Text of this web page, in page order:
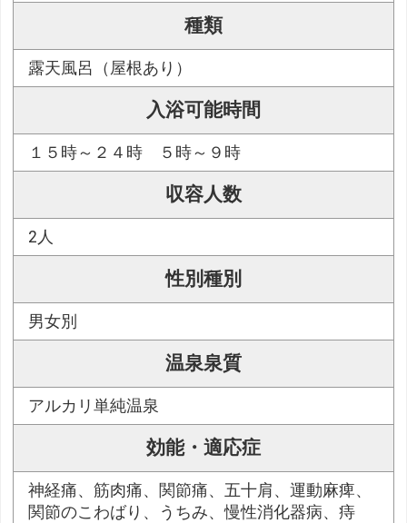
種類
露天風呂（屋根あり）
入浴可能時間
１５時～２４時 ５時～９時
収容人数
2人
性別種別
男女別
温泉泉質
アルカリ単純温泉
効能・適応症
神経痛、筋肉痛、関節痛、五十肩、運動麻痺、
関節のこわばり、うちみ、慢性消化器病、痔